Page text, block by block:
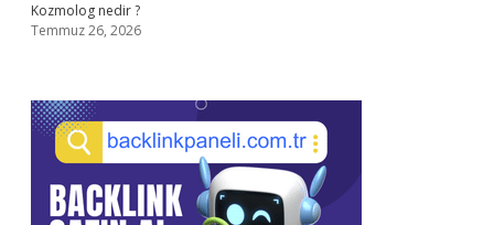
Kozmolog nedir ?
Temmuz 26, 2026